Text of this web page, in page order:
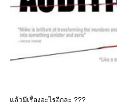
ล้วมีเรื่องอะไรอีกละ ???